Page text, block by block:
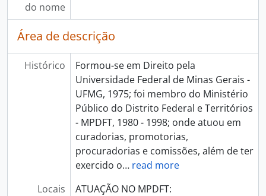
do nome
Área de descrição
Histórico
Formou-se em Direito pela
Universidade Federal de Minas Gerais -
UFMG, 1975; foi membro do Ministério
Público do Distrito Federal e Territórios
- MPDFT, 1980 - 1998; onde atuou em
curadorias, promotorias,
procuradorias e comissões, além de ter
exercido o… read more
Locais
ATUAÇÃO NO MPDFT: